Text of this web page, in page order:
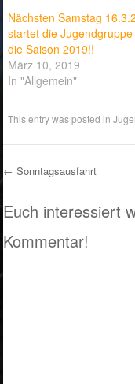
Nächsten Samstag
startet die Jugendgruppe
die Saison 2019!!
März 10, 2019
In "Allgemein"
This entry was posted in
Post
← Sonntagsausfahrt
Euch interessiert
Kommentar!